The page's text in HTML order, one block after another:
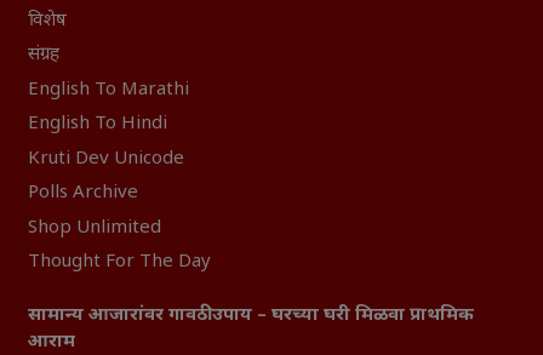
विशेष
संग्रह
English To Marathi
English To Hindi
Kruti Dev Unicode
Polls Archive
Shop Unlimited
Thought For The Day
सामान्य आजारांवर गावठी उपाय – घरच्या घरी मिळवा प्राथमिक
आराम